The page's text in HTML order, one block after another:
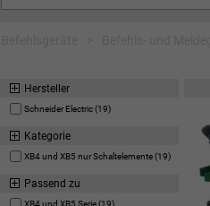
Hersteller
Schneider Electric (19)
Kategorie
XB4 und XB5 nur Schaltelemente (19)
Passend zu
XB4 und XB5 Serie (19)